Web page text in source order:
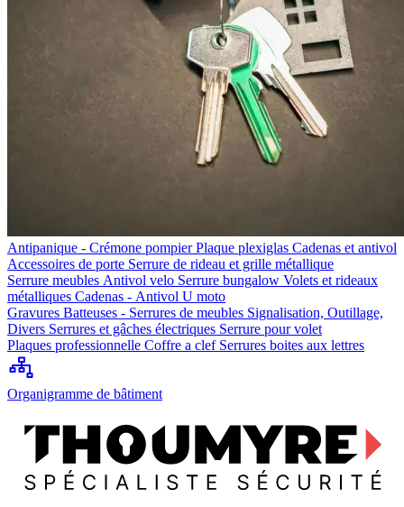
Antipanique - Crémone pompierPlaque plexiglas Cadenas et antivol
Accessoires de porte Serrure de rideau et grille métallique
Serrure meubles Antivol velo Serrure bungalow Volets et rideaux
métalliques Cadenas - Antivol U moto
Gravures Batteuses - Serrures de meubles Signalisation, Outillage,
Divers Serrures et gâches électriques Serrure pour volet
Plaques professionnelle Coffre a clef Serrures boites aux lettres
Organigramme de bâtiment